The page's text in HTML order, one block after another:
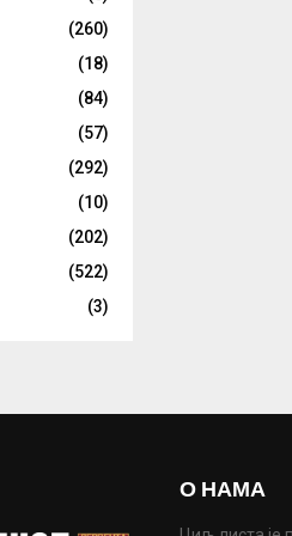
(260)
(18)
(84)
(57)
(292)
(10)
(202)
(522)
(3)
О НАМА